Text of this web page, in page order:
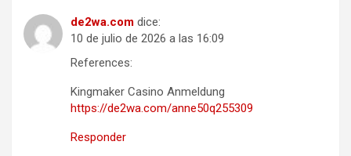
de2wa.com dice:
10 de julio de 2026 a las 16:09
References:
Kingmaker Casino Anmeldung
https://de2wa.com/anne50q255309
Responder